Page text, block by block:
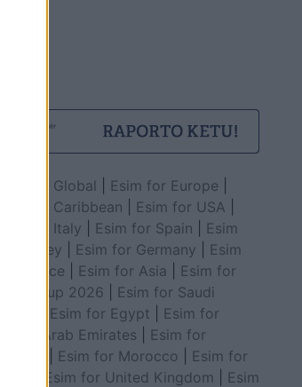
Esim for Global Esim for Europe
Esim for Caribbean
Esim for USA
Esim for Italy
Esim for Spain
Esim
for Turkey
Esim for Germany
Esim
for Greece
Esim for Asia
Esim for
World Cup 2026
Esim for Saudi
Esim for Egypt
Esim for
United Arab Emirates
Esim for
Esim for Morocco
Esim for
Esim for United Kingdom
Esim